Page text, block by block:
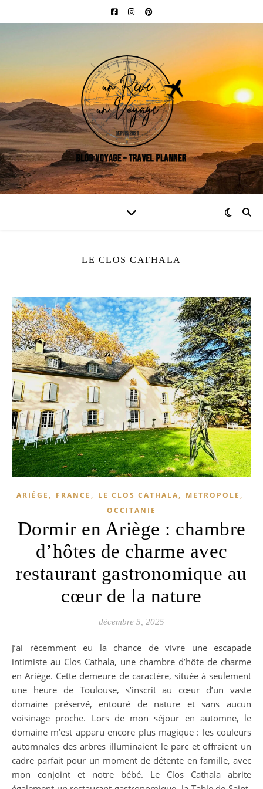
LE CLOS CATHALA
ARIÈGE , FRANCE , LE CLOS CATHALA, METROPOLE ,
OCCITANIE
Dormir en Ariège : chambre
d’hôtes de charme avec
restaurant gastronomique au
cœur de la nature
décembre 5, 2025
J’ai récemment eu la chance de vivre une escapade
intimiste au Clos Cathala, une chambre d’hôte de charme
en Ariège. Cette demeure de caractère, située à seulement
une heure de Toulouse, s’inscrit au cœur d’un vaste
domaine préservé, entouré de nature et sans aucun
voisinage proche. Lors de mon séjour en automne, le
domaine m’est apparu encore plus magique : les couleurs
automnales des arbres illuminaient le parc et offraient un
cadre parfait pour un moment de détente en famille, avec
mon conjoint et notre bébé. Le Clos Cathala abrite